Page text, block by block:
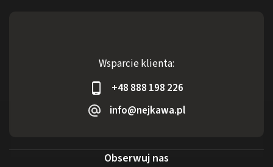
Wsparcie klienta:
+48 888 198 226
info@nejkawa.pl
Obserwuj nas